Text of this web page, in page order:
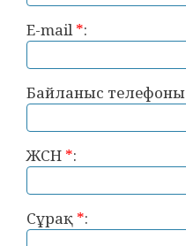
E-mail*:
Байланыс телефоны
ЖСН *:
Сұрақ *: